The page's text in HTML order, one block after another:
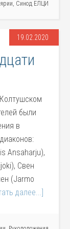
, Синод ЕЛЦИ
19.02.2020
были
в
Ansaharju),
Свен
(Jarmo
далее...]